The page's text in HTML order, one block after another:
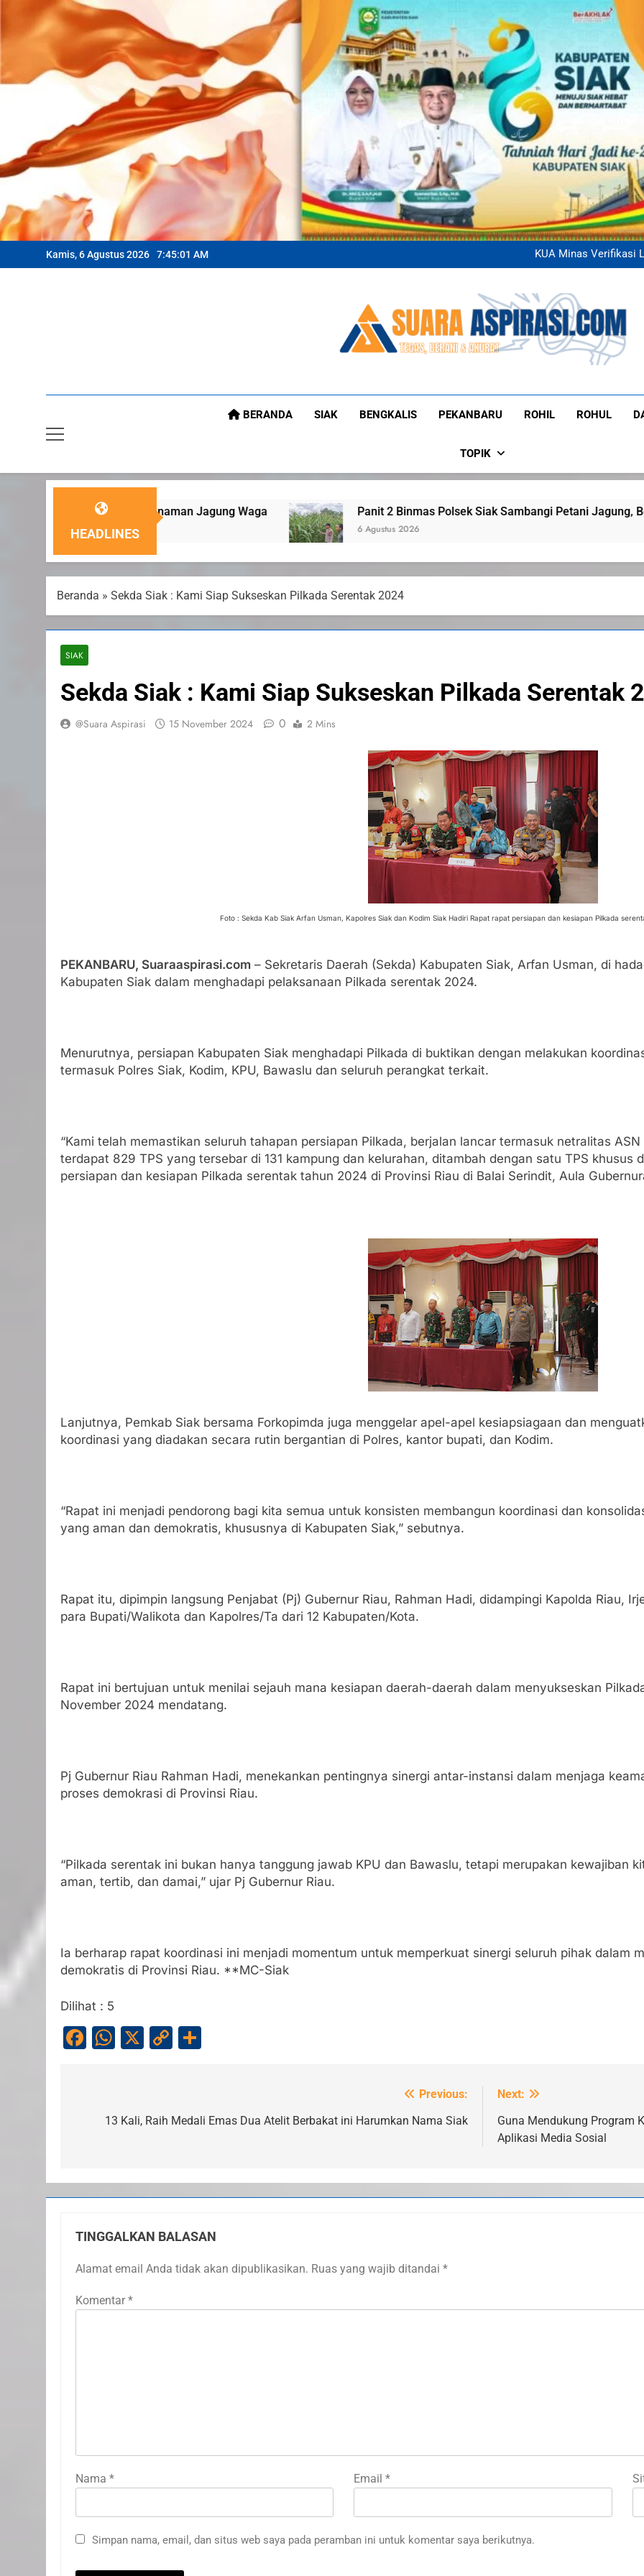
content
Kamis, 6 Agustus 2026 7:45:03 AM
Kanit Binmas Polsek Siak
Dukung Program
Panit 2 Binmas Polsek
KUA Minas Verifikasi
Kanit Binmas Polsek Siak
Panit 2 Binmas Polsek
KUA Minas Verifikasi
Kanit Binmas Polsek Siak
Suaraaspirasi
BERANDA SIAK BENGKALIS PEKANBARU ROHIL ROHUL
TOPIK
HEADLINES
Jagung Waga Panit 2 Binmas Polsek Siak Sambangi Petani Jagung, Berikan Motivasi Dukung
Beranda » Sekda Siak : Kami Siap Sukseskan Pilkada Serentak 2024
SIAK
Sekda Siak : Kami Siap Sukseskan Pilkada Serentak
@Suara Aspirasi 15 November 2024 0 2 Mins
Foto : Sekda Kab Siak Arfan Usman, Kapolres Siak dan Kodim Siak Hadiri Rapat rapat persiapan dan kesiapan Pilkada
PEKANBARU, Suaraaspirasi.com – Sekretaris Daerah (Sekda) Kabupaten Siak, Arfan Usman, di
Kabupaten Siak dalam menghadapi pelaksanaan Pilkada serentak 2024.
Menurutnya, persiapan Kabupaten Siak menghadapi Pilkada di buktikan dengan melakukan
termasuk Polres Siak, Kodim, KPU, Bawaslu dan seluruh perangkat terkait.
“Kami telah memastikan seluruh tahapan persiapan Pilkada, berjalan lancar termasuk netralitas
terdapat 829 TPS yang tersebar di 131 kampung dan kelurahan, ditambah dengan satu TPS khusus
persiapan dan kesiapan Pilkada serentak tahun 2024 di Provinsi Riau di Balai Serindit, Aula
Lanjutnya, Pemkab Siak bersama Forkopimda juga menggelar apel-apel kesiapsiagaan dan
koordinasi yang diadakan secara rutin bergantian di Polres, kantor bupati, dan Kodim.
“Rapat ini menjadi pendorong bagi kita semua untuk konsisten membangun koordinasi dan
yang aman dan demokratis, khususnya di Kabupaten Siak,” sebutnya.
Rapat itu, dipimpin langsung Penjabat (Pj) Gubernur Riau, Rahman Hadi, didampingi Kapolda Riau,
para Bupati/Walikota dan Kapolres/Ta dari 12 Kabupaten/Kota.
Rapat ini bertujuan untuk menilai sejauh mana kesiapan daerah-daerah dalam menyukseskan
November 2024 mendatang.
Pj Gubernur Riau Rahman Hadi, menekankan pentingnya sinergi antar-instansi dalam menjaga
proses demokrasi di Provinsi Riau.
“Pilkada serentak ini bukan hanya tanggung jawab KPU dan Bawaslu, tetapi merupakan kewajiban
aman, tertib, dan damai,” ujar Pj Gubernur Riau.
Ia berharap rapat koordinasi ini menjadi momentum untuk memperkuat sinergi seluruh pihak dalam
demokratis di Provinsi Riau. **MC-Siak
Dilihat : 5
Facebook
WhatsApp
X
Copy
Previous:
13 Kali, Raih Medali Emas Dua Atelit Berbakat ini Harumkan Nama Siak
Next:
Guna Mendukung Program
Aplikasi Media Sosial
TINGGALKAN BALASAN
Alamat email Anda tidak akan dipublikasikan. Ruas yang wajib ditandai *
Komentar *
Nama * Email*
Simpan nama, email, dan situs web saya pada peramban ini untuk komentar saya berikutnya.
IKLAN